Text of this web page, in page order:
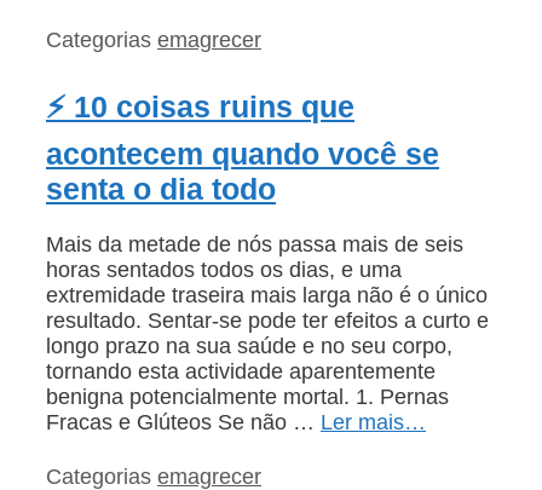
Categorias emagrecer
⚡ 10 coisas ruins que
acontecem quando você se
senta o dia todo
Mais da metade de nós passa mais de seis
horas sentados todos os dias, e uma
extremidade traseira mais larga não é o único
resultado. Sentar-se pode ter efeitos a curto e
longo prazo na sua saúde e no seu corpo,
tornando esta actividade aparentemente
benigna potencialmente mortal. 1. Pernas
Fracas e Glúteos Se não … Ler mais…
Categorias emagrecer